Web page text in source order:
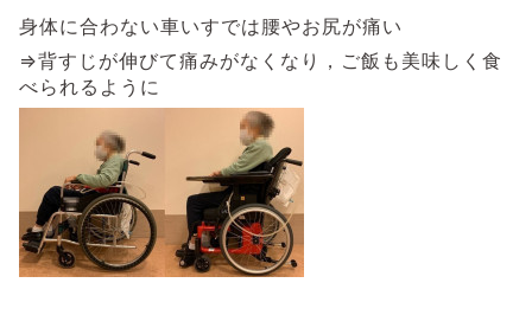
身体に合わない車いすでは腰やお尻が痛い
⇒背すじが伸びて痛みがなくなり，ご飯も美味しく食
べられるように